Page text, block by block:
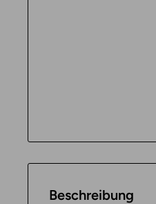
Beschreibung